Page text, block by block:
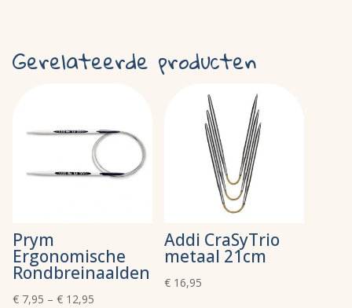
Gerelateerde producten
Prym
Ergonomische
Rondbreinaalden
€ 7,95 – € 12,95
Addi CraSyTrio
metaal 21cm
€ 16,95